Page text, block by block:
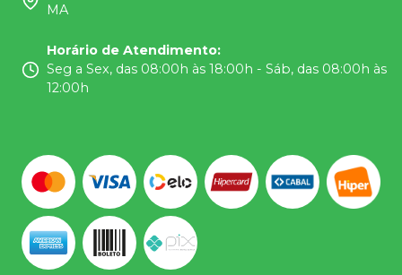
MA
Horário de Atendimento:
Seg a Sex, das 08:00h às 18:00h - Sáb, das 08:00h às
12:00h